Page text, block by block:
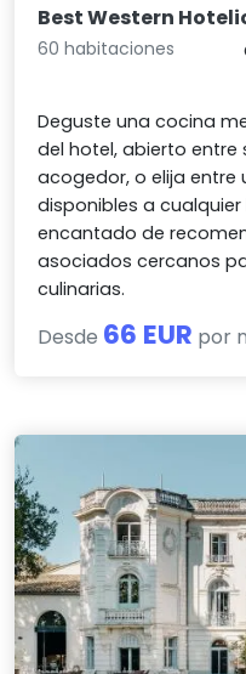
Best Western
60 habitaciones
Deguste una cocina
del hotel, abierto
acogedor, o elija entre
disponibles a
encantado de
asociados cercanos
culinarias.
Desde 66 EUR por